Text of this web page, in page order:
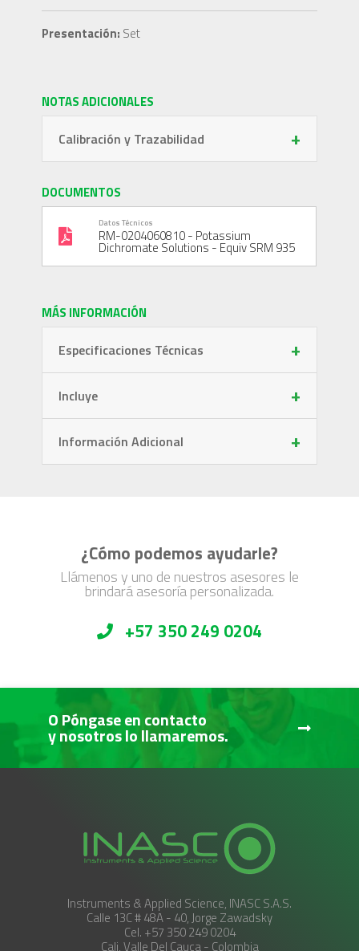
Presentación: Set
NOTAS ADICIONALES
Calibración y Trazabilidad +
DOCUMENTOS
Datos Técnicos
RM-0204060810 - Potassium
Dichromate Solutions - Equiv SRM 935
MÁS INFORMACIÓN
Especificaciones Técnicas +
Incluye +
Información Adicional +
¿Cómo podemos ayudarle?
Llámenos y uno de nuestros asesores le
brindará asesoría personalizada.
+57 350 249 0204
O Póngase en contacto
y nosotros lo llamaremos.
Instruments & Applied Science, INASC S.A.S.
Calle 13C # 48A - 40, Jorge Zawadsky
Cel. +57 350 249 0204
Cali, Valle Del Cauca - Colombia